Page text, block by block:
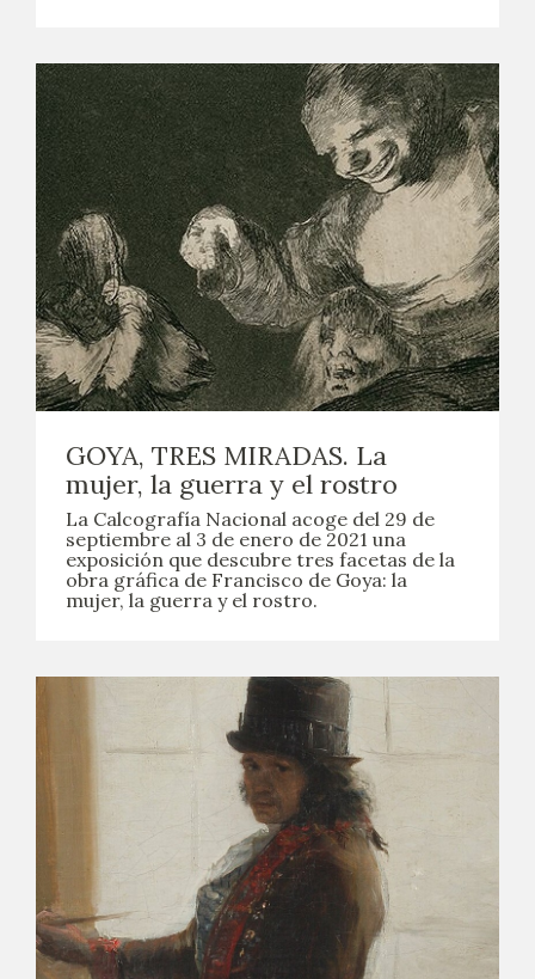
PUBLICACIONES
TIENDA
TIENDA ONLINE
EDUCA
CEDEA
RECURSOS EDUCATIVOS
FICHAS ARASAAC
GOYA, TRES MIRADAS. La
mujer, la guerra y el rostro
La Calcografía Nacional acoge del 29 de
septiembre al 3 de enero de 2021 una
exposición que descubre tres facetas de la
obra gráfica de Francisco de Goya: la
mujer, la guerra y el rostro.